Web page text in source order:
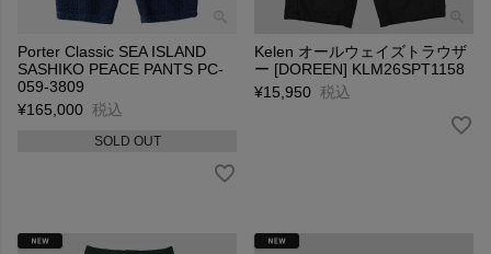
Porter Classic SEA ISLAND
SASHIKO PEACE PANTS PC-
059-3809
¥165,000 税込
SOLD OUT
Kelen オールウェイズトラウザ
ー [DOREEN] KLM26SPT1158
¥15,950 税込